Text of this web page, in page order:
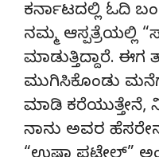
ಕರ್ನಾಟದಲ್ಲಿ ಓದಿ
ನಮ್ಮ ಆಸ್ಪತ್ರೆಯಲ್ಲಿ
ಮಾಡುತ್ತಿದ್ದಾರೆ. ಈಗ
ಮುಗಿಸಿಕೊಂಡು
ಮಾಡಿ ಕರೆಯುತ್ತೇನೆ,
ನಾನು ಅವರ